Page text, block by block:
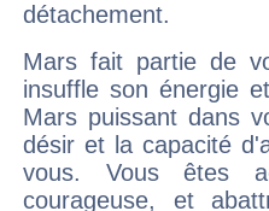
détachement.
Mars fait partie de
insuffle son énergie
Mars puissant dans
désir et la capacité
vous. Vous êtes
courageuse, et